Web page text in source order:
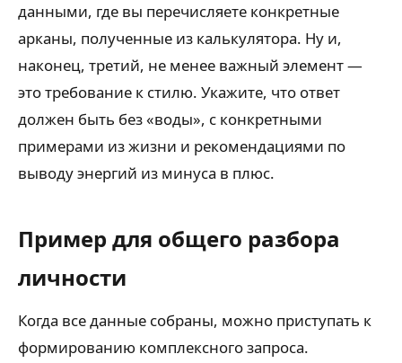
данными, где вы перечисляете конкретные
арканы, полученные из калькулятора. Ну и,
наконец, третий, не менее важный элемент —
это требование к стилю. Укажите, что ответ
должен быть без «воды», с конкретными
примерами из жизни и рекомендациями по
выводу энергий из минуса в плюс.
Пример для общего разбора
личности
Когда все данные собраны, можно приступать к
формированию комплексного запроса.